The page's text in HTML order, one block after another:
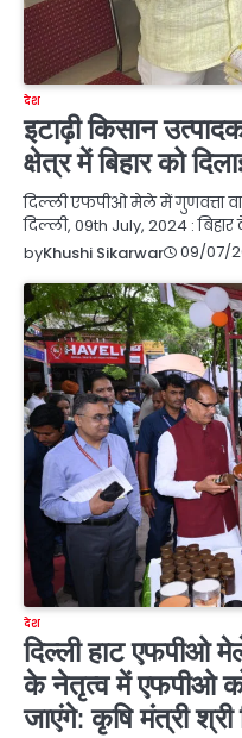
देश
इटाढ़ी किसान
क्षेत्र में बिहार को
दिल्ली एफपीओ मेले में गुणवत्ता
दिल्ली, 09th July, 2024 :
byKhushi Sikarwar 09/07/
देश
दिल्ली हाट एफपीओ
के नेतृत्व में एफपीओ
जाएंगे: कृषि मंत्री श्री